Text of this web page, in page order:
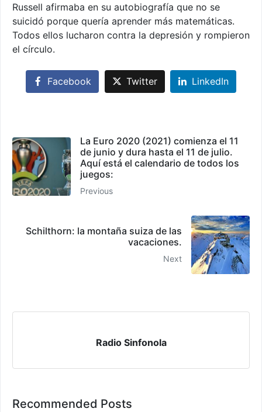
Russell afirmaba en su autobiografía que no se
suicidó porque quería aprender más matemáticas.
Todos ellos lucharon contra la depresión y rompieron
el círculo.
Facebook Twitter LinkedIn
La Euro 2020 (2021) comienza el 11
de junio y dura hasta el 11 de julio.
Aquí está el calendario de todos los
juegos:
Previous
Schilthorn: la montaña suiza de las
vacaciones.
Next
Radio Sinfonola
Recommended Posts